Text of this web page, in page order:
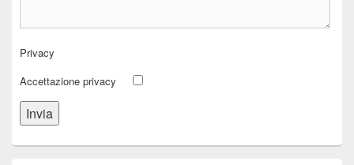
Privacy
Accettazione privacy